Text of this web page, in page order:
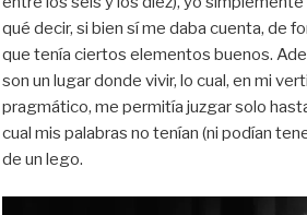
qué decir, si bien sí me daba cuenta, de
que tenía ciertos elementos buenos.
son un lugar donde vivir, lo cual, en mi
pragmático, me permitía juzgar solo
cual mis palabras no tenían (ni podían
de un lego.